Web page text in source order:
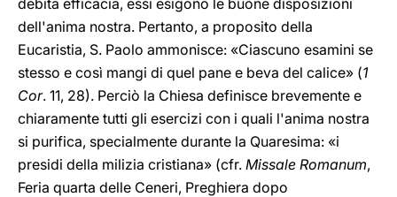
debita efficacia, essi esigono le buone disposizioni
dell'anima nostra. Pertanto, a proposito della
Eucaristia, S. Paolo ammonisce: «Ciascuno esamini se
stesso e così mangi di quel pane e beva del calice» (1
Cor. 11, 28). Perciò la Chiesa definisce brevemente e
chiaramente tutti gli esercizi con i quali l'anima nostra
si purifica, specialmente durante la Quaresima: «i
presidi della milizia cristiana» (cfr. Missale Romanum,
Feria quarta delle Ceneri, Preghiera dopo